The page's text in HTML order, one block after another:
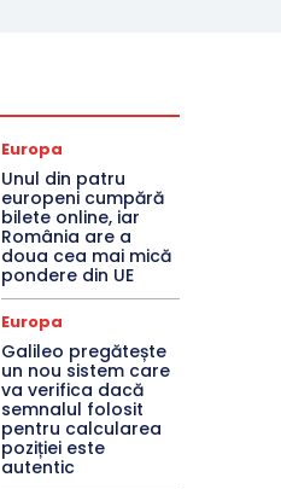
Europa
Unul din patru
europeni cumpără
bilete online, iar
România are a
doua cea mai mică
pondere din UE
Europa
Galileo pregătește
un nou sistem care
va verifica dacă
semnalul folosit
pentru calcularea
poziției este
autentic